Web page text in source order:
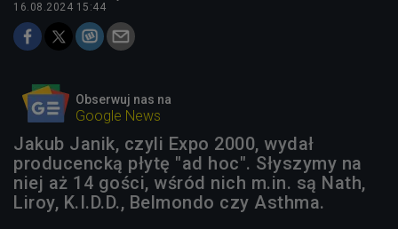
16.08.2024 15:44
Obserwuj nas na
Google News
Jakub Janik, czyli Expo 2000, wydał
producencką płytę "ad hoc". Słyszymy na
niej aż 14 gości, wśród nich m.in. są Nath,
Liroy, K.I.D.D., Belmondo czy Asthma.